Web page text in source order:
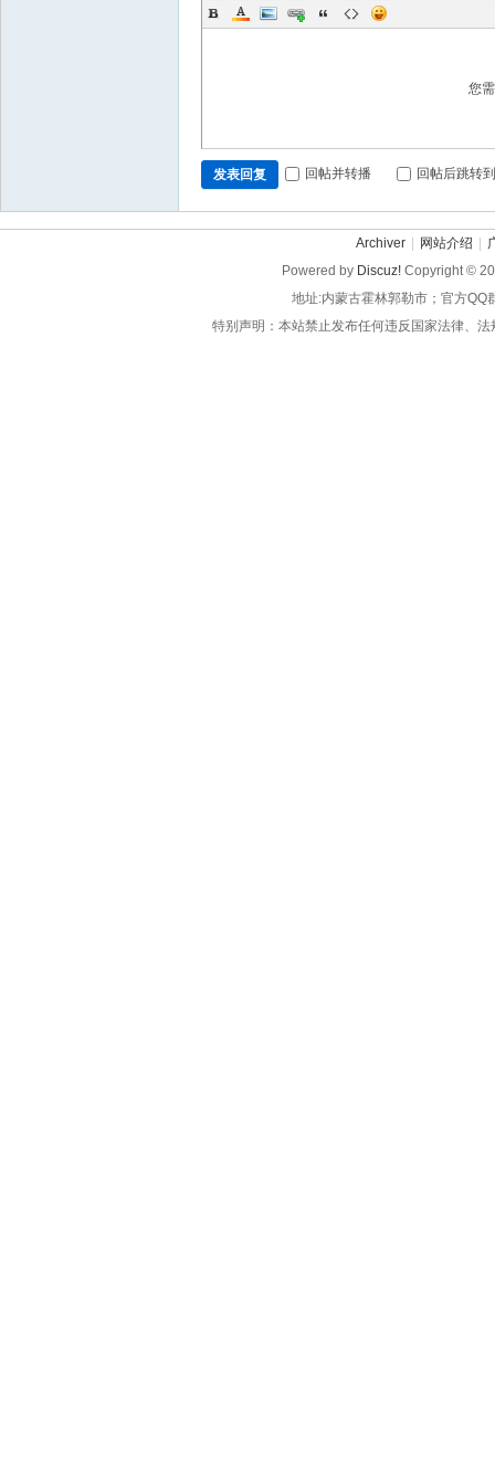
您
发表回复 回帖并转播 回帖后跳转
Archiver 网站介绍
Powered by Discuz! Copyright ©
地址:内蒙古霍林郭勒市；官方QQ
特别声明：本站禁止发布任何违反国家法律、